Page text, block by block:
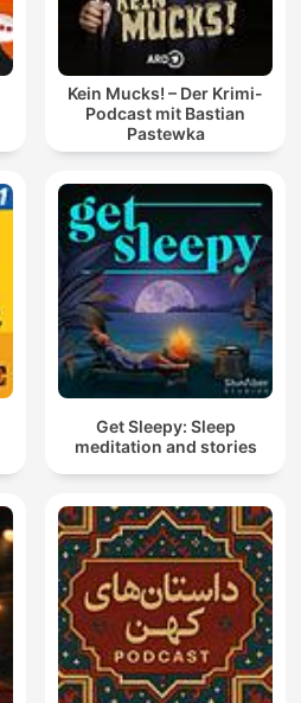
Kein Mucks! – Der Krimi-
Podcast mit Bastian
Pastewka
Get Sleepy: Sleep
meditation and stories